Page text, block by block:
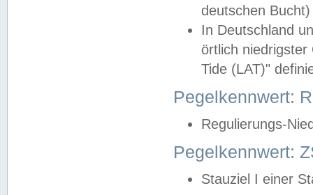
deutschen
In Deutschland
örtlich
Tide (LAT)"
Pegelkennwert:
Regulierungs-
Pegelkennwert:
Stauziel I einer